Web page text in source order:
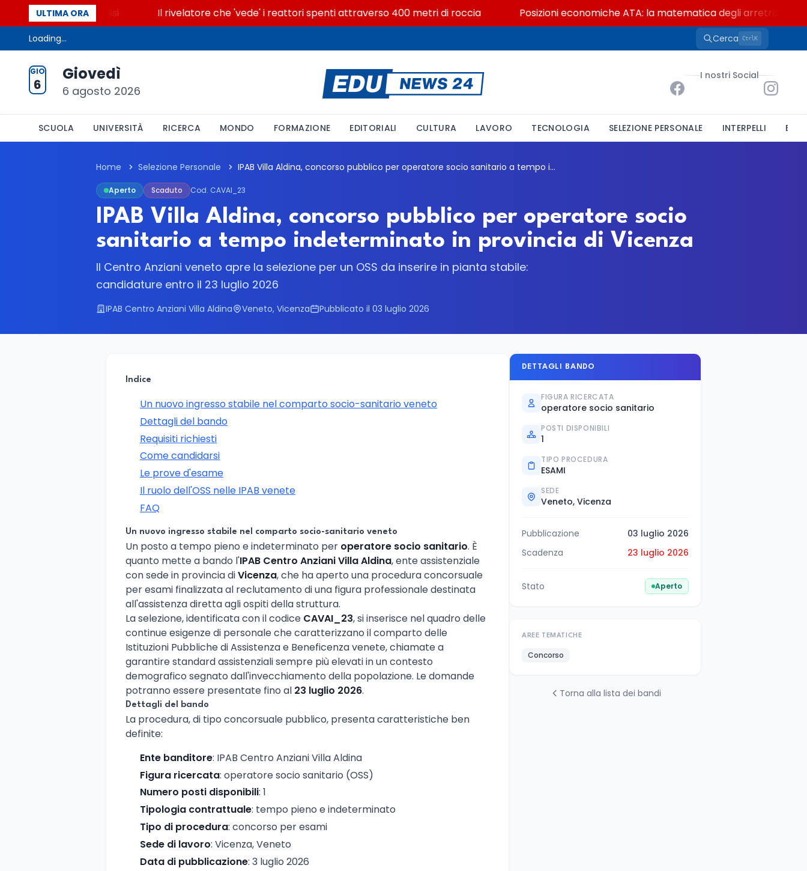
ULTIMA ORA
la glicolisi Il rivelatore che 'vede' i reattori spenti attraverso 400 metri di roccia Posizioni economiche ATA: la matematica degli arretrati fino a
Loading... Cerca CtrlK
GIO
6
Giovedì
6 agosto 2026
I nostri Social
SCUOLA UNIVERSITÀ RICERCA MONDO FORMAZIONE EDITORIALI CULTURA LAVORO TECNOLOGIA SELEZIONE PERSONALE INTERPELLI
Home Selezione Personale IPAB Villa Aldina, concorso pubblico per operatore socio sanitario a tempo indeterminato in provincia di Vicenza
Aperto Scaduto Cod. CAVAI_23
IPAB Villa Aldina, concorso pubblico per operatore socio
sanitario a tempo indeterminato in provincia di Vicenza
Il Centro Anziani veneto apre la selezione per un OSS da inserire in pianta stabile:
candidature entro il 23 luglio 2026
IPAB Centro Anziani Villa Aldina Veneto, Vicenza Pubblicato il 03 luglio 2026
Indice
Un nuovo ingresso stabile nel comparto socio-sanitario veneto
Dettagli del bando
Requisiti richiesti
Come candidarsi
Le prove d'esame
Il ruolo dell'OSS nelle IPAB venete
FAQ
Un nuovo ingresso stabile nel comparto socio-sanitario veneto
Un posto a tempo pieno e indeterminato per operatore socio sanitario. È
quanto mette a bando l'IPAB Centro Anziani Villa Aldina, ente assistenziale
con sede in provincia diVicenza, che ha aperto una procedura concorsuale
per esami finalizzata al reclutamento di una figura professionale destinata
all'assistenza diretta agli ospiti della struttura.
La selezione, identificata con il codice CAVAI_23, si inserisce nel quadro delle
continue esigenze di personale che caratterizzano il comparto delle
Istituzioni Pubbliche di Assistenza e Beneficenza venete, chiamate a
garantire standard assistenziali sempre più elevati in un contesto
demografico segnato dall'invecchiamento della popolazione. Le domande
potranno essere presentate fino al 23 luglio 2026.
Dettagli del bando
La procedura, di tipo concorsuale pubblico, presenta caratteristiche ben
definite:
Ente banditore: IPAB Centro Anziani Villa Aldina
Figura ricercata: operatore socio sanitario (OSS)
Numero posti disponibili: 1
Tipologia contrattuale: tempo pieno e indeterminato
Tipo di procedura: concorso per esami
Sede di lavoro: Vicenza, Veneto
Data di pubblicazione: 3 luglio 2026
DETTAGLI BANDO
FIGURA RICERCATA
operatore socio sanitario
POSTI DISPONIBILI
1
TIPO PROCEDURA
ESAMI
SEDE
Veneto, Vicenza
Pubblicazione
03 luglio 2026
Scadenza
23 luglio 2026
Stato Aperto
AREE TEMATICHE
Concorso
Torna alla lista dei bandi